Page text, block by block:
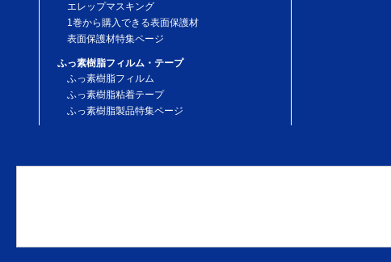
エレップマスキング
1巻から購入できる表面保護材
表面保護材特集ページ
ふっ素樹脂フィルム・テープ
ふっ素樹脂フィルム
ふっ素樹脂粘着テープ
ふっ素樹脂製品特集ページ